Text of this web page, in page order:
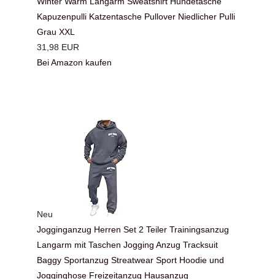
Kapuzenpulli Katzentasche Pullover Niedlicher Pulli
Grau XXL
31,98 EUR
Bei Amazon kaufen
Neu
Jogginganzug Herren Set 2 Teiler Trainingsanzug
Langarm mit Taschen Jogging Anzug Tracksuit
Baggy Sportanzug Streatwear Sport Hoodie und
Jogginghose Freizeitanzug Hausanzug